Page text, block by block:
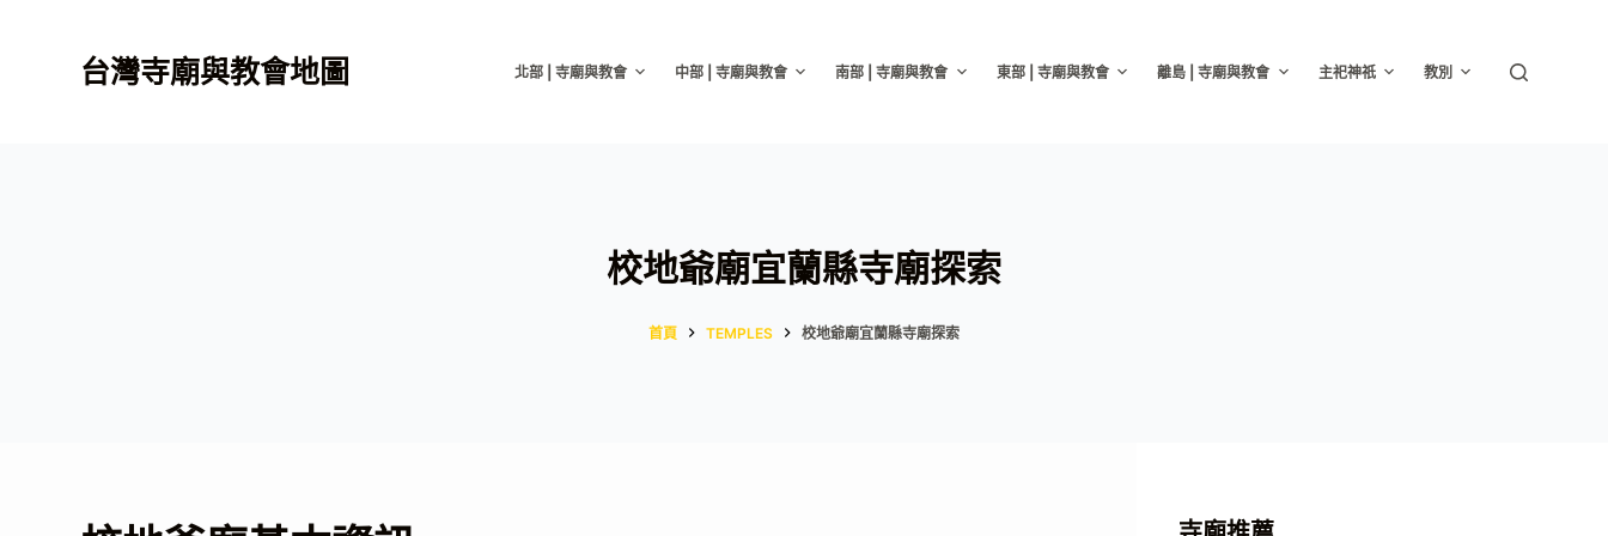
台灣寺廟與教會地圖 北部 | 寺廟與教會 中部 | 寺廟與教會 南部 | 寺廟與教會 東部 | 寺廟與教會 離島 | 寺廟與教會 主祀神祇 教別
校地爺廟宜蘭縣寺廟探索
首頁 TEMPLES 校地爺廟宜蘭縣寺廟探索